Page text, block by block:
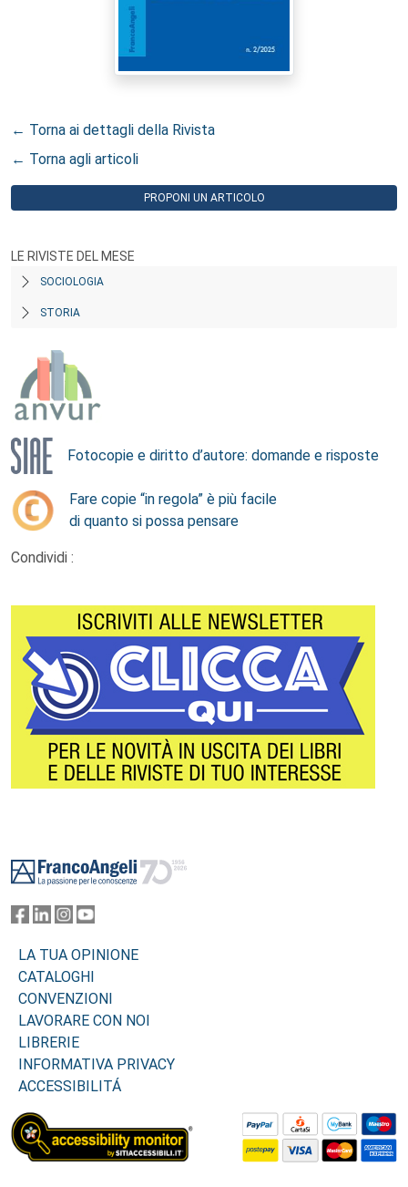
← Torna ai dettagli della Rivista
← Torna agli articoli
PROPONI UN ARTICOLO
LE RIVISTE DEL MESE
SOCIOLOGIA
STORIA
Fotocopie e diritto d’autore: domande e risposte
Fare copie “in regola” è più facile
di quanto si possa pensare
Condividi :
LA TUA OPINIONE
CATALOGHI
CONVENZIONI
LAVORARE CON NOI
LIBRERIE
INFORMATIVA PRIVACY
ACCESSIBILITÁ